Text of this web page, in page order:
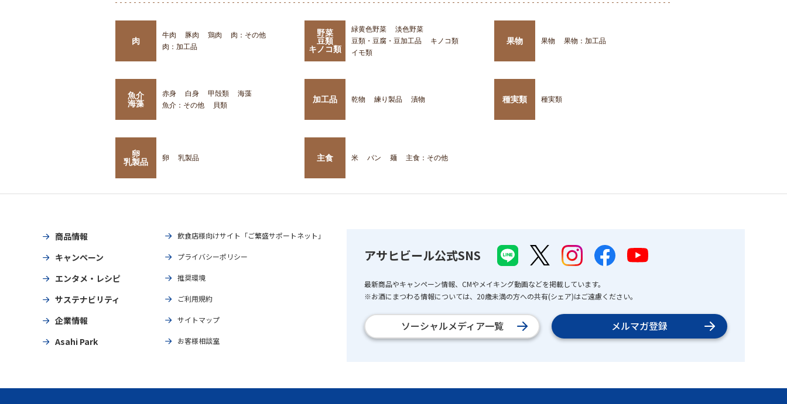
肉
牛肉 豚肉 鶏肉
肉：その他
肉：加工品
野菜
豆類
キノコ類
緑黄色野菜
淡色野菜
豆類・豆腐・豆加工品
キノコ類
イモ類
果物 果物 果物：加工品
魚介
海藻
赤身 白身 甲殻類
海藻
魚介：その他
貝類
加工品 乾物 練り製品 漬物 種実類 種実類
卵
乳製品
卵 乳製品 主食 米 パン 麺 主食：その他
商品情報
キャンペーン
エンタメ・レシピ
サステナビリティ
企業情報
Asahi Park
飲食店様向けサイト「ご繁盛サポートネット」
プライバシーポリシー
推奨環境
ご利用規約
サイトマップ
お客様相談室
アサヒビール公式SNS
最新商品やキャンペーン情報、CMやメイキング動画などを掲載しています。
※お酒にまつわる情報については、20歳未満の方への共有(シェア)はご遠慮ください。
ソーシャルメディア一覧 メルマガ登録